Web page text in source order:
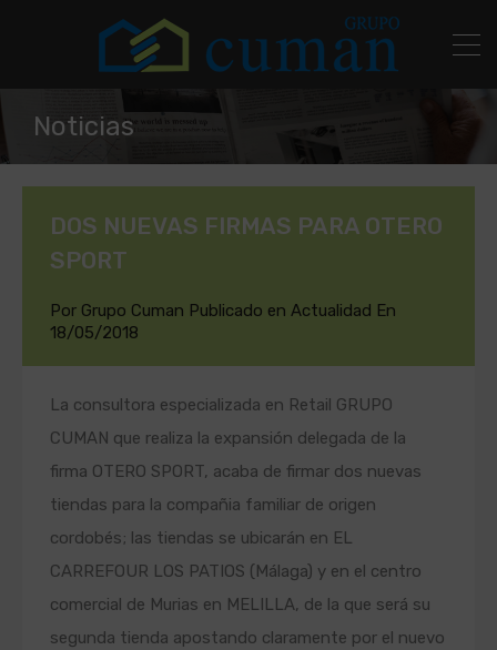
Noticias
DOS NUEVAS FIRMAS PARA OTERO
SPORT
Por Grupo Cuman Publicado en Actualidad En
18/05/2018
La consultora especializada en Retail GRUPO
CUMAN que realiza la expansión delegada de la
firma OTERO SPORT, acaba de firmar dos nuevas
tiendas para la compañia familiar de origen
cordobés; las tiendas se ubicarán en EL
CARREFOUR LOS PATIOS (Málaga) y en el centro
comercial de Murias en MELILLA, de la que será su
segunda tienda apostando claramente por el nuevo